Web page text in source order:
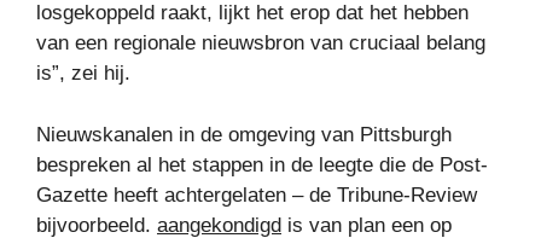
losgekoppeld raakt, lijkt het erop dat het hebben
van een regionale nieuwsbron van cruciaal belang
is”, zei hij.
Nieuwskanalen in de omgeving van Pittsburgh
bespreken al het stappen in de leegte die de Post-
Gazette heeft achtergelaten – de Tribune-Review
bijvoorbeeld. aangekondigd is van plan een op